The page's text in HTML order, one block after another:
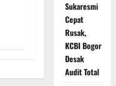
Sukaresmi
Cepat
Rusak,
KCBI Bogor
Desak
Audit Total